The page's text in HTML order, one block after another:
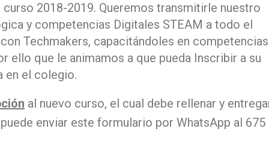
2018-2019. Queremos transmitirle nuestro
y competencias Digitales STEAM a todo el
Techmakers, capacitándoles en competencias
ello que le animamos a que pueda Inscribir a su
en el colegio.
al nuevo curso, el cual debe rellenar y
enviar este formulario por WhatsApp al 675